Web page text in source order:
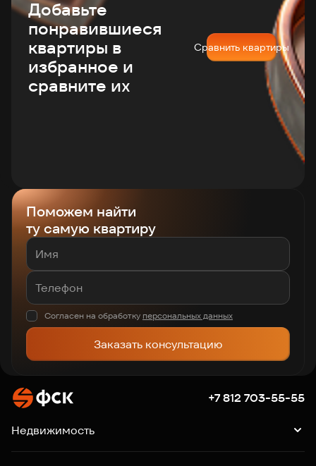
Добавьте
понравившиеся
квартиры в
избранное и
сравните их
Сравнить квартиры
Поможем найти
ту самую квартиру
Согласен на обработку персональных данных
Заказать консультацию
+7 812 703-55-55
Недвижимость
Квартиры